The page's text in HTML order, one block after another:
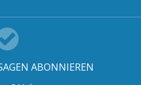
ABONNIEREN